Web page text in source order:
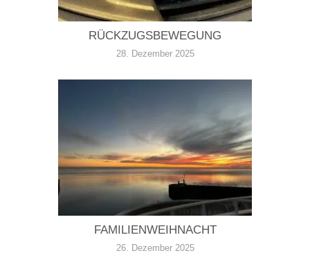
RÜCKZUGSBEWEGUNG
28. Dezember 2025
FAMILIENWEIHNACHT
26. Dezember 2025